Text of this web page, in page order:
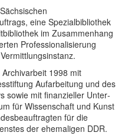
eine Spezialbibliothek
im Zusammen­hang
Professionalisierung
1998 mit
Aufarbeitung und des
sowie mit finanzieller Unter­
für Wissenschaft und Kunst
für die
der ehemaligen DDR.